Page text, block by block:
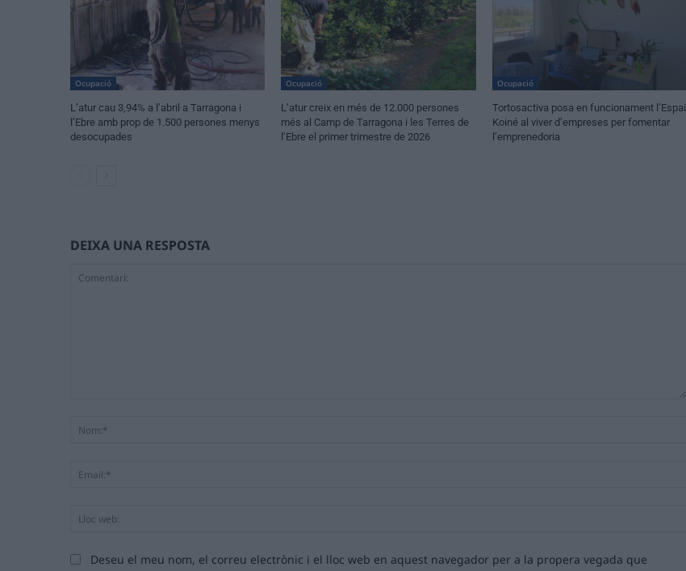
Ocupació
L’atur cau 3,94% a l’abril a Tarragona i
l’Ebre amb prop de 1.500 persones menys
desocupades
Ocupació
L’atur creix en més de 12.000 persones
més al Camp de Tarragona i les Terres de
l’Ebre el primer trimestre de 2026
Ocupació
Tortosactiva posa en funcionament l’Espai
Koiné al viver d’empreses per fomentar
l’emprenedoria
DEIXA UNA RESPOSTA
Deseu el meu nom, el correu electrònic i el lloc web en aquest navegador per a la propera vegada que